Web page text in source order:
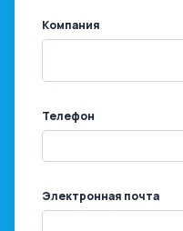
Компания
Телефон
Электронная почта